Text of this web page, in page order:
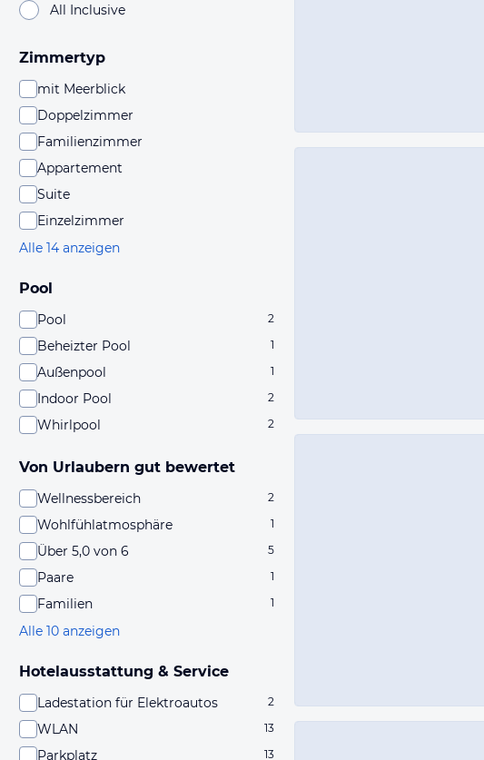
All Inclusive
Zimmertyp
mit Meerblick
Doppelzimmer
Familienzimmer
Appartement
Suite
Einzelzimmer
Alle 14 anzeigen
Pool
Pool 2
Beheizter Pool 1
Außenpool 1
Indoor Pool 2
Whirlpool 2
Von Urlaubern gut bewertet
Wellnessbereich 2
Wohlfühlatmosphäre 1
Über 5,0 von 6 5
Paare 1
Familien 1
Alle 10 anzeigen
Hotelausstattung & Service
Ladestation für Elektroautos 2
WLAN 13
Parkplatz 13